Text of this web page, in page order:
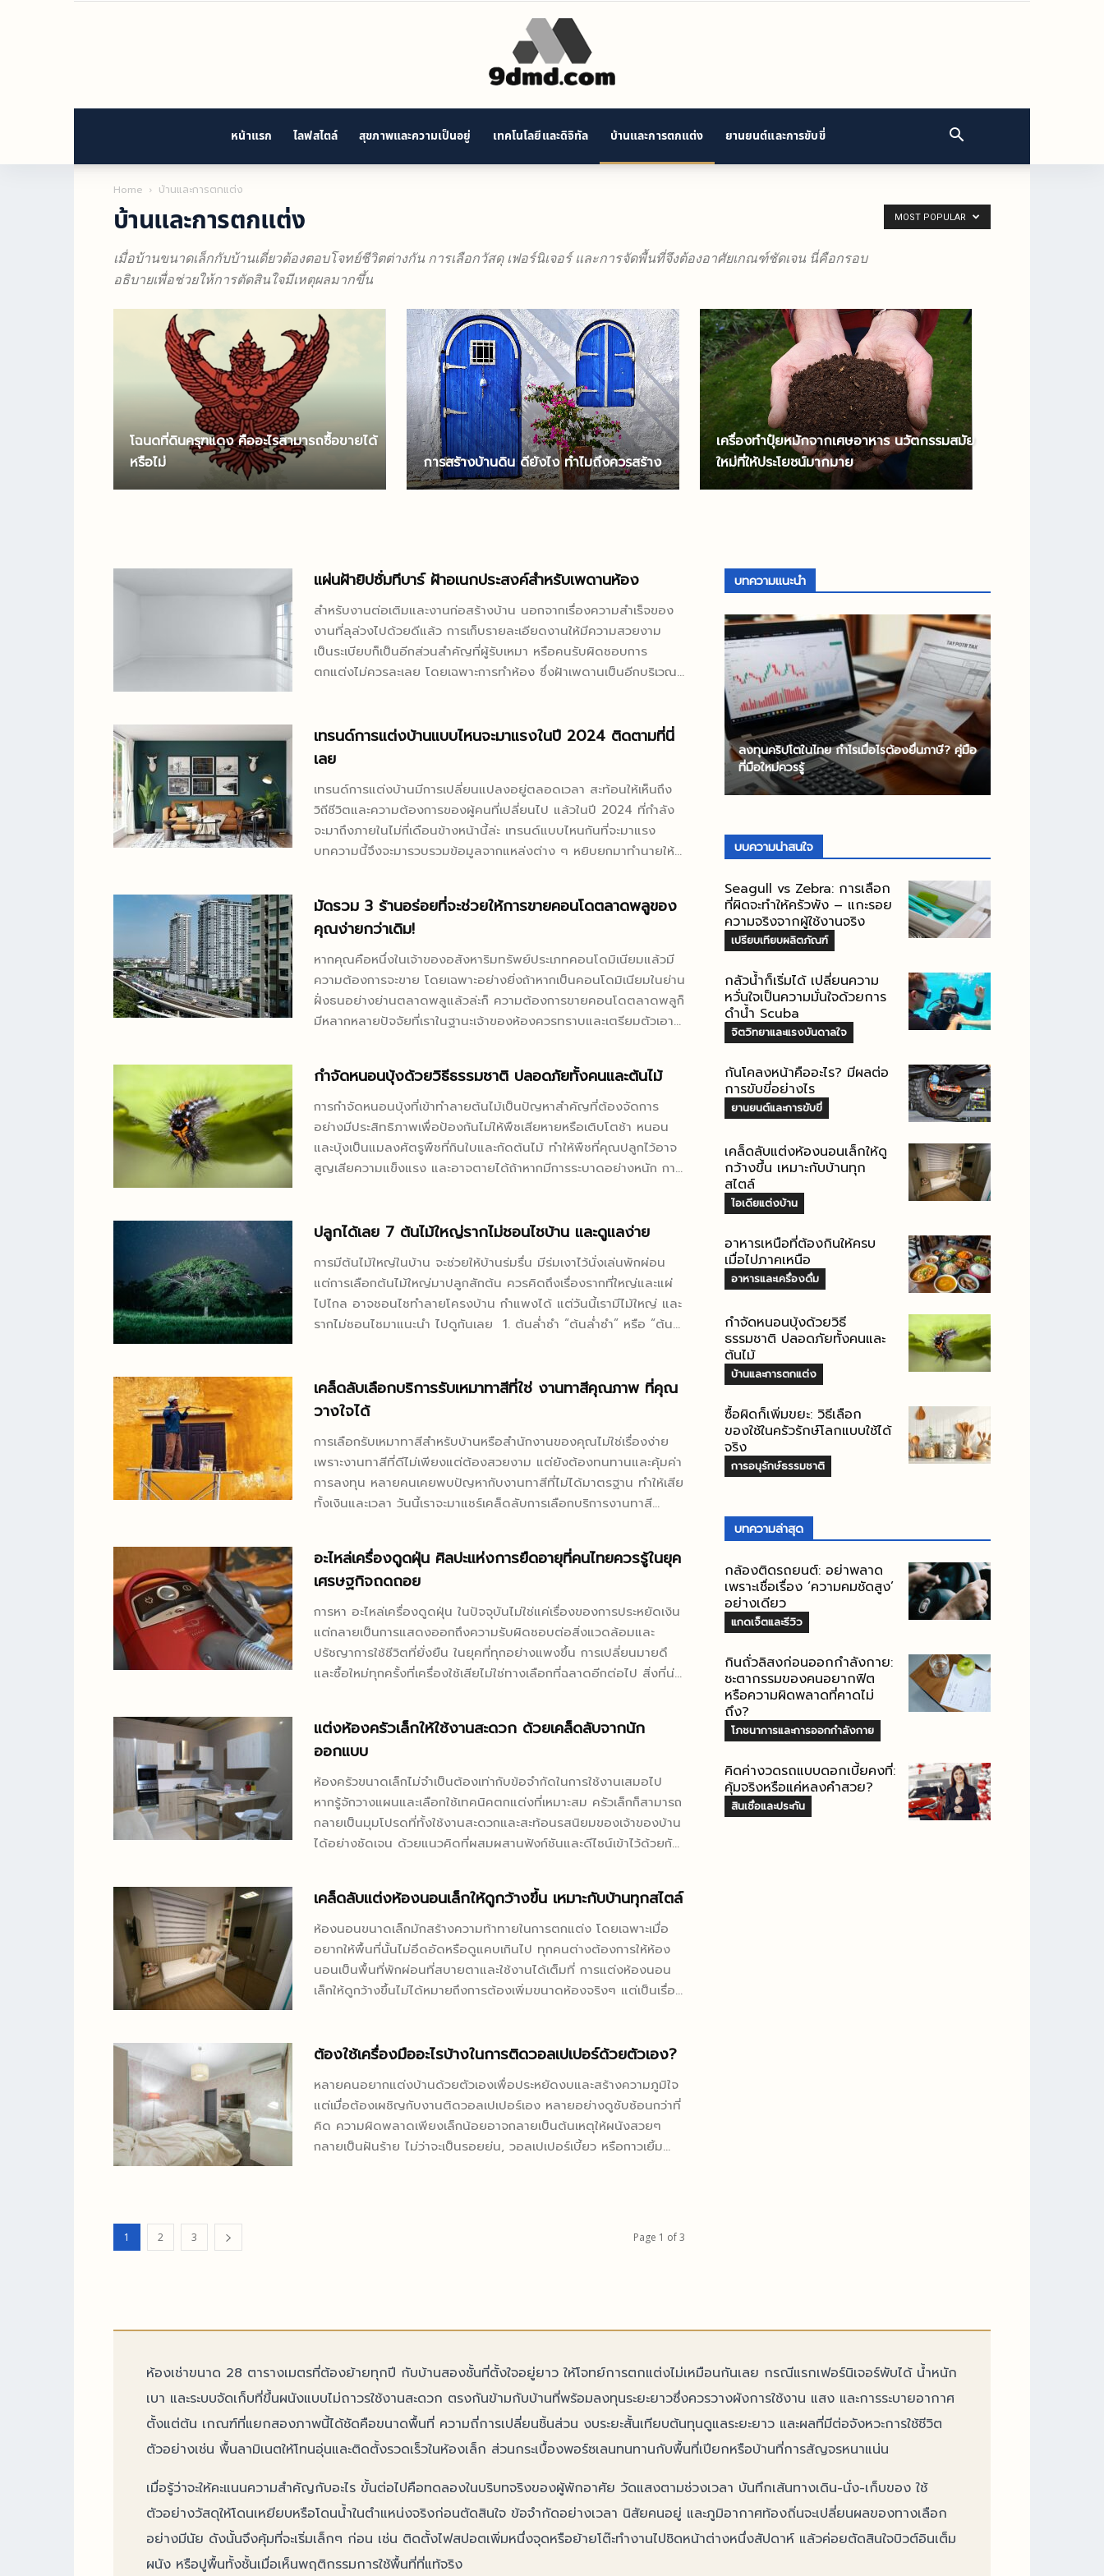
9D
Decisions
หน้าแรก ไลฟสไตล์ สุขภาพและความเป็นอยู่ เทคโนโลยีและดิจิทัล บ้านและการตกแต่ง ยานยนต์และการขับขี่
Home บ้านและการตกแต่ง
บ้านและการตกแต่ง
เมื่อบ้านขนาดเล็กกับบ้านเดี่ยวต้องตอบโจทย์ชีวิตต่างกัน การเลือกวัสดุ เฟอร์นิเจอร์ และการจัดพื้นที่จึงต้องอาศัยเกณฑ์ชัดเจน นี่คือกรอบ
อธิบายเพื่อช่วยให้การตัดสินใจมีเหตุผลมากขึ้น
MOST POPULAR
โฉนดที่ดินครุฑแดง คืออะไรสามารถซื้อขายได้
หรือไม่
การสร้างบ้านดิน ดียังไง ทำไมถึงควรสร้าง
เครื่องทำปุ๋ยหมักจากเศษอาหาร นวัตกรรมสมัย
ใหม่ที่ให้ประโยชน์มากมาย
แผ่นฝ้ายิปซั่มทีบาร์ ฝ้าอเนกประสงค์สำหรับเพดานห้อง
สำหรับงานต่อเติมและงานก่อสร้างบ้าน นอกจากเรื่องความสำเร็จของ
งานที่ลุล่วงไปด้วยดีแล้ว การเก็บรายละเอียดงานให้มีความสวยงาม
เป็นระเบียบก็เป็นอีกส่วนสำคัญที่ผู้รับเหมา หรือคนรับผิดชอบการ
ตกแต่งไม่ควรละเลย โดยเฉพาะการทำห้อง ซึ่งฝ้าเพดานเป็นอีกบริเวณที่
พบเห็นสายไฟ ท่อน้ำต่าง ๆ มากมายอีกด้วย ดังนั้นการเลือกติดแผ่น
ฝ้ายิปซั่มทีบาร์ เป็นอีกวัสดุสำคัญที่ผู้รับเหมามักเลือกใช้ โดยเฉพาะสีขาว
ปซั่มทีบาร์ ฝ้าอเนกประสงค์สำหรับเพดานห้อง รู้จักแผ่นฝ้ายิปซั่มทีบาร์
แผ่นฝ้ายิปซั่มทีบาร์ เป็นอีกหนึ่งในวัสดุเก็บงานชิ้นสำคัญที่งานก่อสร้าง
และงานตกแต่งจะมีไว้เสมอ ซึ่งเป็นรุปแบบของแผ่นฝ้าที่สามารถดำเนิน
การสำหรับติดตั้งได้รวดเร็ว ง่าย และยังมีผิวที่ดูเรียบเนียน สวยงาม...
เทรนด์การแต่งบ้านแบบไหนจะมาแรงในปี 2024 ติดตามที่นี่
เลย
เทรนด์การแต่งบ้านมีการเปลี่ยนแปลงอยู่ตลอดเวลา สะท้อนให้เห็นถึง
วิถีชีวิตและความต้องการของผู้คนที่เปลี่ยนไป แล้วในปี 2024 ที่กำลัง
จะมาถึงภายในไม่กี่เดือนข้างหน้านี้ล่ะ เทรนด์แบบไหนกันที่จะมาแรง
บทความนี้จึงจะมารวบรวมข้อมูลจากแหล่งต่าง ๆ หยิบยกมาทำนายให้
ครีม น้ำตาลอ่อน สีเขียว ฟ้าอ่อน ยังคงเป็นที่นิยมสำหรับการแต่งบ้าน
ในปี 2024 เนื่องจากช่วยให้รู้สึกผ่อนคลายและสบายตา เหมาะสำหรับ
มัดรวม 3 ร้านอร่อยที่จะช่วยให้การขายคอนโดตลาดพลูของ
คุณง่ายกว่าเดิม!
หากคุณคือหนึ่งในเจ้าของอสังหาริมทรัพย์ประเภทคอนโดมิเนียมแล้วมี
ความต้องการจะขาย โดยเฉพาะอย่างยิ่งถ้าหากเป็นคอนโดมิเนียมในย่าน
ฝั่งธนอย่างย่านตลาดพลูแล้วล่ะก็ ความต้องการขายคอนโดตลาดพลูก็
มีหลากหลายปัจจัยที่เราในฐานะเจ้าของห้องควรทราบและเตรียมตัวเอาไว้
เอาไว้บ้างแล้ว นอกเหนือไปจากนั้นคือเรื่องของไลฟ์สไตล์และร้านอาหาร
ต่างๆ บทความนี้อาสานำเอารีวิวร้านอาหารและไลฟ์สไตล์ต่างๆ ในย่าน
ตลาดพลูมาฝาก แหล่งแฮงก์เอาท์และย่านของกินอร่อยๆ ที่จะทำให้การ
ขายคอนโดตลาดพลูของคุณเป็นไปอย่างง่ายดายมากขึ้น แต่จะมีร้าน
ไหน แหล่งไหนเข้าตากรรมการบ้าง ตามมาหาคำตอบกันต่อได้จาก
บทความนี้เลย ก๋วยจั๊บ เกาเหลา ข้าวขาหมู เจ๊เช็งริมทางรถไฟตลาดพลู
จั๊บ เกาเหลา ข้าวขาหมู เป็นหนึ่งในร้านเก่าแก่ในย่านตลาดพลูที่เปิดมายา
วนานกว่า 70 ปี สำหรับจุดเด่นของร้านเจ๊เช็งริมทางรถไฟตลาดพลูก็คือ
เรื่องของรสชาติน้ำซุปที่มีความเข้มข้น...
กำจัดหนอนบุ้งด้วยวิธีธรรมชาติ ปลอดภัยทั้งคนและต้นไม้
การกำจัดหนอนบุ้งที่เข้าทำลายต้นไม้เป็นปัญหาสำคัญที่ต้องจัดการ
อย่างมีประสิทธิภาพเพื่อป้องกันไม่ให้พืชเสียหายหรือเติบโตช้า หนอน
และบุ้งเป็นแมลงศัตรูพืชที่กินใบและกัดต้นไม้ ทำให้พืชที่คุณปลูกไว้อาจ
สูญเสียความแข็งแรง และอาจตายได้ถ้าหากมีการระบาดอย่างหนัก การ
ของต้นไม้ “หนอนบุ้ง” เป็นปัญหาของคนรักต้นไม้ เพราะชอบกัดกิน
กันหลายวิธี เช่น 1.การใช้มือจับออก วิธีการนี้เป็นวิธีพื้นฐานที่สุดและเป็น
มิตรต่อสิ่งแวดล้อม โดยไม่ใช้สารเคมีใด ๆ เหมาะสำหรับการกำจัด
หนอนและบุ้งที่มีจำนวนไม่มาก การใช้มือจับหนอนบุ้งออกจากต้นไม้
สามารถทำได้ง่าย โดยควรใส่ถุงมือหนาเพื่อป้องกันไม่ให้ถูกขนหรือ
ทิ้งในถังขยะที่ปิดสนิทหรือใส่ในน้ำสบู่เข้มข้นเพื่อกำจัดอย่างสมบูรณ์
2.ใช้สารสกัดจากพืชธรรมชาติ การใช้สารสกัดจากพืชธรรมชาติเป็นอีก
วิธีที่ปลอดภัยต่อทั้งคนและสัตว์ เช่น...
ปลูกได้เลย 7 ต้นไม้ใหญ่รากไม่ชอนไชบ้าน และดูแลง่าย
การมีต้นไม้ใหญ่ในบ้าน จะช่วยให้บ้านร่มรื่น มีร่มเงาไว้นั่งเล่นพักผ่อน
แต่การเลือกต้นไม้ใหญ่มาปลูกสักต้น ควรคิดถึงเรื่องรากที่ใหญ่และแผ่
ไปไกล อาจชอนไชทำลายโครงบ้าน กำแพงได้ แต่วันนี้เรามีไม้ใหญ่ และ
รากไม่ชอนไชมาแนะนำ ไปดูกันเลย 1. ต้นล่ำซำ “ต้นล่ำซำ” หรือ “ต้น
บ้านประมาณ 4-6...
เคล็ดลับเลือกบริการรับเหมาทาสีที่ใช่ งานทาสีคุณภาพ ที่คุณ
วางใจได้
การเลือกรับเหมาทาสีสำหรับบ้านหรือสำนักงานของคุณไม่ใช่เรื่องง่าย
เพราะงานทาสีที่ดีไม่เพียงแต่ต้องสวยงาม แต่ยังต้องทนทานและคุ้มค่า
การลงทุน หลายคนเคยพบปัญหากับงานทาสีที่ไม่ได้มาตรฐาน ทำให้เสีย
ทั้งเงินและเวลา วันนี้เราจะมาแชร์เคล็ดลับการเลือกบริการงานทาสี
หมายถึงเพียงแค่สีที่สวยงาม แต่รวมถึงความทนทาน การใช้วัสดุที่เหมาะ
สม และความเชี่ยวชาญของช่างผู้ปฏิบัติงาน การเลือกบริการที่ถูกต้อง
จะช่วยให้คุณได้รับผลลัพธ์ที่น่าพอใจและคุ้มค่าในระยะยาว เหตุใดงาน
ทาสีคุณภาพจึงสำคัญ งานทาสีคุณภาพมีผลต่อความสวยงามและอายุ
การใช้งานของอาคาร สีที่มีคุณภาพดีจะช่วยป้องกันความชื้น รังสี UV
และสภาพอากาศที่เปลี่ยนแปลง นอกจากนี้ยังช่วยเพิ่มมูลค่าให้กับ
ทรัพย์สินของคุณอีกด้วย การเลือกบริการรับเหมาทาสีที่มีประสบการณ์
อากาศและการใช้งาน และใช้เทคนิคการทาสีที่ถูกต้อง ประโยชน์ของงาน
ทาสีคุณภาพ ได้แก่ การเพิ่มความสวยงาม ป้องกันความเสียหายจาก
ประทับใจให้กับผู้มาเยือน จุดเด่นของบริการรับเหมาทาสีมืออาชีพ
บริการรับเหมาทาสีมืออาชีพมีจุดเด่นหลายประการที่แตกต่างจากงาน
ทาสีทั่วไป ประการแรกคือการใช้วัสดุคุณภาพสูง...
อะไหล่เครื่องดูดฝุ่น ศิลปะแห่งการยืดอายุที่คนไทยควรรู้ในยุค
เศรษฐกิจถดถอย
การหา อะไหล่เครื่องดูดฝุ่น ในปัจจุบันไม่ใช่แค่เรื่องของการประหยัดเงิน
แต่กลายเป็นการแสดงออกถึงความรับผิดชอบต่อสิ่งแวดล้อมและ
ปรัชญาการใช้ชีวิตที่ยั่งยืน ในยุคที่ทุกอย่างแพงขึ้น การเปลี่ยนมายดึ
และซื้อใหม่ทุกครั้งที่เครื่องใช้เสียไม่ใช่ทางเลือกที่ฉลาดอีกต่อไป สิ่งที่น่า
บำรุงรักษาเครื่องดูดฝุ่นไม่เพียงช่วยประหยัดค่าใช้จ่าย แต่ยังช่วยลด
ขยะอิเล็กทรอนิกส์ที่เป็นปัญหาใหญ่ของโลก วิทยาศาสตร์เบื้องหลัง
อะไหล่ที่เสียหาย การเข้าใจว่าทำไม อะไหล่เครื่องดูดฝุ่น ถึงเสียหายจะ
ช่วยให้เราดูแลรักษาได้ดีกว่า ชิ้นส่วนแต่ละอย่างมีอายุการใช้งานและ
สาเหตุการเสียหายที่แตกต่างกัน การรู้จักลักษณะเหล่านี้จะช่วยให้การซื้อ
อะไหล่มีประสิทธิภาพมากขึ้น ไส้กรอง เป็นชิ้นส่วนที่ต้องเปลี่ยนบ่อย
อย่างถูกวิธีสามารถยืดอายุการใช้งานได้ถึง 30-50% มอเตอร์เป็นหัวใจ
ของเครื่องดูดฝุ่น การที่มอเตอร์เสียมักเกิดจากการใช้งานหนักเกินไป
หรือการบำรุงรักษาที่ไม่เหมาะสม การดูดสิ่งที่มีขนาดใหญ่เกินไป การใช้
เครื่องต่อเนื่องนานเกินไป หรือการไม่ทำความสะอาดไส้กรองเป็นประจำ
การวินิจฉัยปัญหาอย่างแม่นยำ ก่อนจะรีบไปซื้อ...
แต่งห้องครัวเล็กให้ใช้งานสะดวก ด้วยเคล็ดลับจากนัก
ออกแบบ
ห้องครัวขนาดเล็กไม่จำเป็นต้องเท่ากับข้อจำกัดในการใช้งานเสมอไป
หากรู้จักวางแผนและเลือกใช้เทคนิคตกแต่งที่เหมาะสม ครัวเล็กก็สามารถ
กลายเป็นมุมโปรดที่ทั้งใช้งานสะดวกและสะท้อนรสนิยมของเจ้าของบ้าน
ได้อย่างชัดเจน ด้วยแนวคิดที่ผสมผสานฟังก์ชันและดีไซน์เข้าไว้ด้วยกัน
ครัวขนาดเล็กกลายเป็นพื้นที่ที่ทั้งใช้งานง่ายและน่าอยู่ โดยไม่จำเป็น
ต้องเสียค่ารีโนเวทมากมาย หรือเปลี่ยนโครงสร้างบ้านให้วุ่นวาย การ
วางแผนพื้นที่ คือหัวใจของห้องครัวเล็ก ก่อนจะเริ่มตกแต่งหรือเลือกซื้อ
เฟอร์นิเจอร์ใดๆ การทำความเข้าใจขนาดพื้นที่และวิเคราะห์พฤติกรรมการ
ใช้งานจริงถือเป็นจุดเริ่มต้นที่ไม่ควรมองข้าม เพราะห้องครัวเล็กจำเป็น
ให้ทุกตารางนิ้วเกิดประโยชน์สูงสุด แนวทางการวางแผนพื้นที่ที่ควร
ประโยชน์ ยึดหลัก "ใช้น้อยแต่ใช้ครบ" เฟอร์นิเจอร์ลอยตัว ปรับเปลี่ยน
ได้...
เคล็ดลับแต่งห้องนอนเล็กให้ดูกว้างขึ้น เหมาะกับบ้านทุกสไตล์
ห้องนอนขนาดเล็กมักสร้างความท้าทายในการตกแต่ง โดยเฉพาะเมื่อ
อยากให้พื้นที่นั้นไม่อึดอัดหรือดูแคบเกินไป ทุกคนต่างต้องการให้ห้อง
นอนเป็นพื้นที่พักผ่อนที่สบายตาและใช้งานได้เต็มที่ การแต่งห้องนอน
เล็กให้ดูกว้างขึ้นไม่ได้หมายถึงการต้องเพิ่มขนาดห้องจริงๆ แต่เป็นเรื่อง
ชาญฉลาด ล้วนมีผลต่อความรู้สึกและมุมมองของพื้นที่ภายในห้อง
มากกว่าที่เป็นจริง และเพิ่มความสุนทรีย์ให้กับการพักผ่อน เข้าใจหลักการ
จัดพื้นที่เพื่อเพิ่มความกว้าง เมื่อมองภาพรวมของห้องนอนเล็ก เราจะ
พบว่าการแบ่งสัดส่วนพื้นที่ และการใช้ประโยชน์จากแต่ละมุมอย่างคุ้มค่า
เป็นหัวใจหลัก สิ่งที่ควรหลีกเลี่ยงคือการวางของหรือเฟอร์นิเจอร์เต็ม
ต้องใช้เครื่องมืออะไรบ้างในการติดวอลเปเปอร์ด้วยตัวเอง?
หลายคนอยากแต่งบ้านด้วยตัวเองเพื่อประหยัดงบและสร้างความภูมิใจ
แต่เมื่อต้องเผชิญกับงานติดวอลเปเปอร์เอง หลายอย่างดูซับซ้อนกว่าที่
คิด ความผิดพลาดเพียงเล็กน้อยอาจกลายเป็นต้นเหตุให้ผนังสวยๆ
กลายเป็นฝันร้าย ไม่ว่าจะเป็นรอยย่น, วอลเปเปอร์เบี้ยว หรือกาวเยิ้ม
พร้อมแนะนำเทคนิคที่ทำให้การติดวอลเปเปอร์ด้วยตัวเองกลายเป็นเรื่อง
ได้แก่: วอลเปเปอร์และกาว...
1 2 3 Page 1 of 3
บทความแนะนำ
ลงทุนคริปโตในไทย กำไรเมื่อไรต้องยื่นภาษี? คู่มือ
ที่มือใหม่ควรรู้
บบความน่าสนใจ
Seagull vs Zebra: การเลือก
ที่ผิดจะทำให้ครัวพัง – แกะรอย
ความจริงจากผู้ใช้งานจริง
เปรียบเทียบผลิตภัณฑ์
กลัวน้ำก็เริ่มได้ เปลี่ยนความ
หวั่นใจเป็นความมั่นใจด้วยการ
ดำน้ำ Scuba
จิตวิทยาและแรงบันดาลใจ
กันโคลงหน้าคืออะไร? มีผลต่อ
การขับขี่อย่างไร
ยานยนต์และการขับขี่
เคล็ดลับแต่งห้องนอนเล็กให้ดู
กว้างขึ้น เหมาะกับบ้านทุก
สไตล์
ไอเดียแต่งบ้าน
อาหารเหนือที่ต้องกินให้ครบ
เมื่อไปภาคเหนือ
อาหารและเครื่องดื่ม
กำจัดหนอนบุ้งด้วยวิธี
ธรรมชาติ ปลอดภัยทั้งคนและ
ต้นไม้
บ้านและการตกแต่ง
ซื้อผิดก็เพิ่มขยะ: วิธีเลือก
ของใช้ในครัวรักษ์โลกแบบใช้ได้
จริง
การอนุรักษ์ธรรมชาติ
บทความล่าสุด
กล้องติดรถยนต์: อย่าพลาด
เพราะเชื่อเรื่อง ‘ความคมชัดสูง’
อย่างเดียว
แกดเจ็ตและรีวิว
กินถั่วลิสงก่อนออกกำลังกาย:
ชะตากรรมของคนอยากฟิต
หรือความผิดพลาดที่คาดไม่
ถึง?
โภชนาการและการออกกำลังกาย
คิดค่างวดรถแบบดอกเบี้ยคงที่:
คุ้มจริงหรือแค่หลงคำสวย?
สินเชื่อและประกัน
ห้องเช่าขนาด 28 ตารางเมตรที่ต้องย้ายทุกปี กับบ้านสองชั้นที่ตั้งใจอยู่ยาว ให้โจทย์การตกแต่งไม่เหมือนกันเลย กรณีแรกเฟอร์นิเจอร์พับได้ น้ำหนัก
เบา และระบบจัดเก็บที่ขึ้นผนังแบบไม่ถาวรใช้งานสะดวก ตรงกันข้ามกับบ้านที่พร้อมลงทุนระยะยาวซึ่งควรวางผังการใช้งาน แสง และการระบายอากาศ
ตั้งแต่ต้น เกณฑ์ที่แยกสองภาพนี้ได้ชัดคือขนาดพื้นที่ ความถี่การเปลี่ยนชิ้นส่วน งบระยะสั้นเทียบต้นทุนดูแลระยะยาว และผลที่มีต่อจังหวะการใช้ชีวิต
ตัวอย่างเช่น พื้นลามิเนตให้โทนอุ่นและติดตั้งรวดเร็วในห้องเล็ก ส่วนกระเบื้องพอร์ซเลนทนทานกับพื้นที่เปียกหรือบ้านที่การสัญจรหนาแน่น
เมื่อรู้ว่าจะให้คะแนนความสำคัญกับอะไร ขั้นต่อไปคือทดลองในบริบทจริงของผู้พักอาศัย วัดแสงตามช่วงเวลา บันทึกเส้นทางเดิน-นั่ง-เก็บของ ใช้
ตัวอย่างวัสดุให้โดนเหยียบหรือโดนน้ำในตำแหน่งจริงก่อนตัดสินใจ ข้อจำกัดอย่างเวลา นิสัยคนอยู่ และภูมิอากาศท้องถิ่นจะเปลี่ยนผลของทางเลือก
อย่างมีนัย ดังนั้นจึงคุ้มที่จะเริ่มเล็กๆ ก่อน เช่น ติดตั้งไฟสปอตเพิ่มหนึ่งจุดหรือย้ายโต๊ะทำงานไปชิดหน้าต่างหนึ่งสัปดาห์ แล้วค่อยตัดสินใจบิวต์อินเต็ม
ผนัง หรือปูพื้นทั้งชั้นเมื่อเห็นพฤติกรรมการใช้พื้นที่ที่แท้จริง